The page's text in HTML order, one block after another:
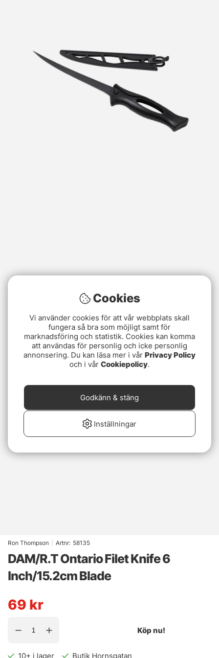
Ron Thompson Artnr: 58135
DAM/R.T Ontario Filet Knife 6
Inch/15.2cm Blade
69 kr
Köp nu!
10+ i lager Butik Hornsgatan
Cookies
Vi använder cookies för att vår webbplats skall
fungera så bra som möjligt samt för
marknadsföring och statistik. Cookies kan komma
att användas för personlig och icke personlig
annonsering. Du kan läsa mer i vår Privacy Policy
och i vår Cookiepolicy.
Inställningar
Godkänn & stäng